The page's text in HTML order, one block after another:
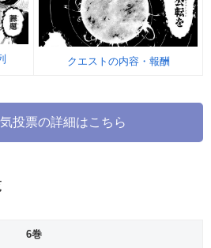
クエストの内容・報酬
投票の詳細はこちら
6巻